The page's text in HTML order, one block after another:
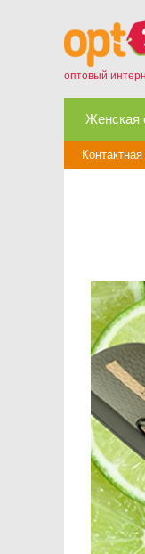
оптовый
Женская